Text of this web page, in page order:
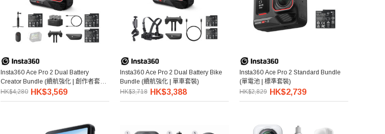
Insta360 Ace Pro 2 Dual Battery
Creator Bundle (續航強化 | 創作者套裝
2.0)
HK$4,280 HK$3,569
Insta360 Ace Pro 2 Dual Battery Bike
Bundle (續航強化 | 單車套裝)
HK$3,718 HK$3,388
Insta360 Ace Pro 2 Standard Bundle
(單電池 | 標準套裝)
HK$2,829 HK$2,739